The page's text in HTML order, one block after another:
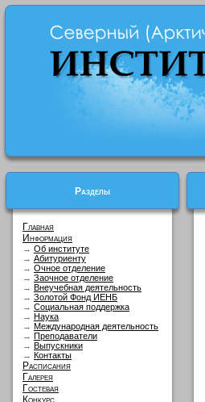
Разделы
Главная
Информация
→ Об институте
→ Абитуриенту
→ Очное отделение
→ Заочное отделение
→ Внеучебная деятельность
→ Золотой Фонд ИЕНБ
→ Социальная поддержка
→ Наука
→ Международная деятельность
→ Преподаватели
→ Выпускники
→ Контакты
Расписания
Галерея
Гостевая
Конкурс